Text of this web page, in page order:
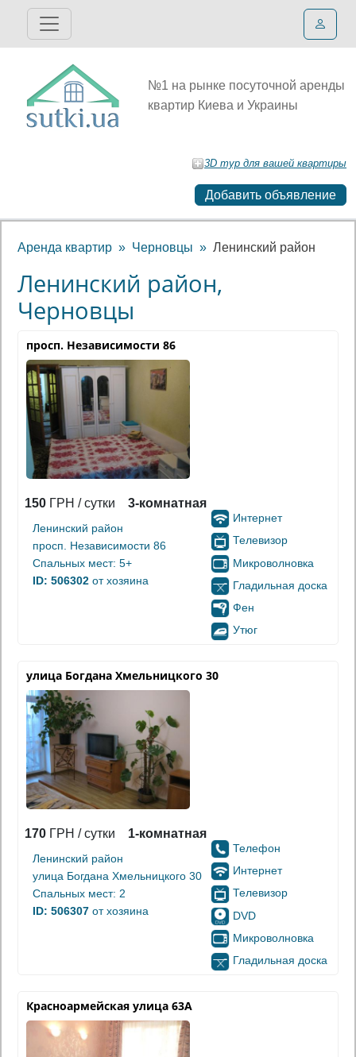
№1 на рынке посуточной аренды
квартир Киева и Украины
3D тур для вашей квартиры
Добавить объявление
Аренда квартир Черновцы Ленинский район
Ленинский район,
Черновцы
просп. Независимости 86
150 ГРН / сутки 3-комнатная
Ленинский район
просп. Независимости 86
Спальных мест: 5+
ID: 506302 от хозяина
Интернет
Телевизор
Микроволновка
Гладильная доска
Фен
Утюг
улица Богдана Хмельницкого 30
170 ГРН / сутки 1-комнатная
Ленинский район
улица Богдана Хмельницкого 30
Спальных мест: 2
ID: 506307 от хозяина
Телефон
Интернет
Телевизор
DVD
Микроволновка
Гладильная доска
Красноармейская улица 63А